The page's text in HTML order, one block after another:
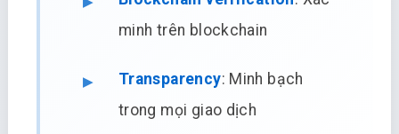
minh trên blockchain
Transparency: Minh bạch
trong mọi giao dịch